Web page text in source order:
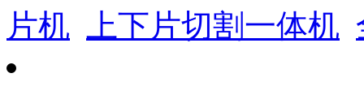
片机
上下片切割一体机